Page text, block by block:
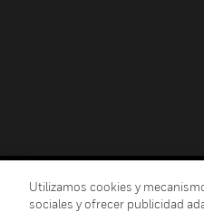
Copyright ©
Utilizamos cookies y
sociales y ofrecer publicidad